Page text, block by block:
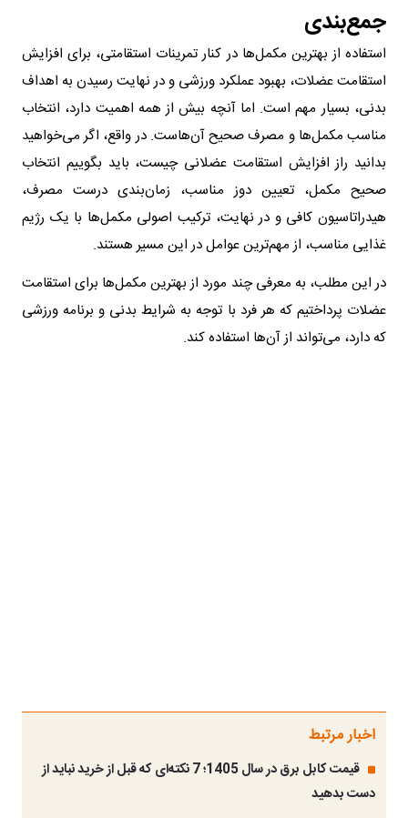
جمع‌بندی
استفاده از بهترین مکمل‌ها در کنار تمرینات استقامتی، برای افزایش
استقامت عضلات، بهبود عملکرد ورزشی و در نهایت رسیدن به اهداف
بدنی، بسیار مهم است. اما آنچه بیش از همه اهمیت دارد، انتخاب
مناسب مکمل‌ها و مصرف صحیح آن‌هاست. در واقع، اگر می‌خواهید
بدانید راز افزایش استقامت عضلانی چیست، باید بگوییم انتخاب
صحیح مکمل، تعیین دوز مناسب، زمان‌بندی درست مصرف،
هیدراتاسیون کافی و در نهایت، ترکیب اصولی مکمل‌ها با یک رژیم
غذایی مناسب، از مهم‌ترین عوامل در این مسیر هستند.
در این مطلب، به معرفی چند مورد از بهترین مکمل‌ها برای استقامت
عضلات پرداختیم که هر فرد با توجه به شرایط بدنی و برنامه ورزشی
که دارد، می‌تواند از آن‌ها استفاده کند.
اخبار مرتبط
قیمت کابل برق در سال 1405؛ 7 نکته‌ای که قبل از خرید نباید از
دست بدهید